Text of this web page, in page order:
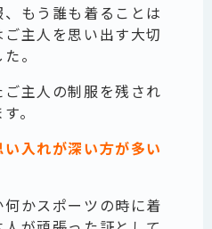
もう誰も着ることは
主人を思い出す大切
。
主人の制服を残され
。
入れが深い方が多い
かスポーツの時に着